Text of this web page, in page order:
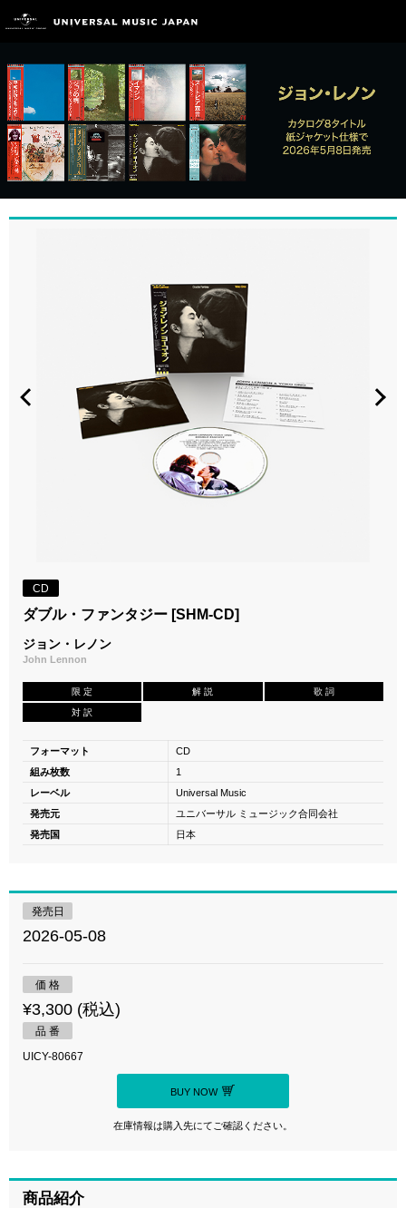
CD
ダブル・ファンタジー [SHM-CD]
ジョン・レノン
John Lennon
限 定 解 説 歌 詞
対 訳
フォーマット
CD
組み枚数
1
レーベル
Universal Music
発売元
ユニバーサル ミュージック合同会社
発売国
日本
発売日
2026-05-08
価 格
¥3,300 (税込)
品 番
UICY-80667
BUY NOW
在庫情報は購入先にてご確認ください。
商品紹介